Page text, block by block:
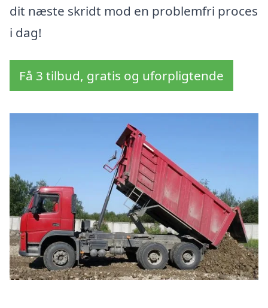
dit næste skridt mod en problemfri proces
i dag!
Få 3 tilbud, gratis og uforpligtende